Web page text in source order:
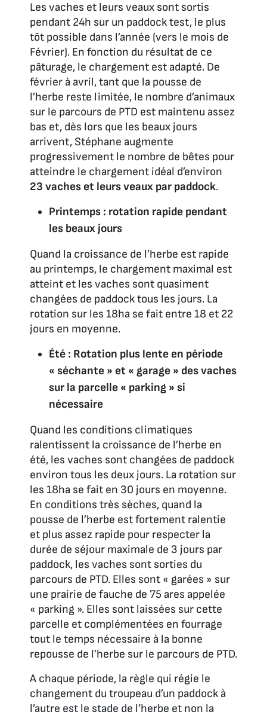
Les vaches et leurs veaux sont sortis
pendant 24h sur un paddock test, le plus
tôt possible dans l’année (vers le mois de
Février). En fonction du résultat de ce
pâturage, le chargement est adapté. De
février à avril, tant que la pousse de
l’herbe reste limitée, le nombre d’animaux
sur le parcours de PTD est maintenu assez
bas et, dès lors que les beaux jours
arrivent, Stéphane augmente
progressivement le nombre de bêtes pour
atteindre le chargement idéal d’environ
23 vaches et leurs veaux par paddock.
Printemps : rotation rapide pendant
les beaux jours
Quand la croissance de l’herbe est rapide
au printemps, le chargement maximal est
atteint et les vaches sont quasiment
changées de paddock tous les jours. La
rotation sur les 18ha se fait entre 18 et 22
jours en moyenne.
Été : Rotation plus lente en période
« séchante » et « garage » des vaches
sur la parcelle « parking » si
nécessaire
Quand les conditions climatiques
ralentissent la croissance de l’herbe en
été, les vaches sont changées de paddock
environ tous les deux jours. La rotation sur
les 18ha se fait en 30 jours en moyenne.
En conditions très sèches, quand la
pousse de l’herbe est fortement ralentie
et plus assez rapide pour respecter la
durée de séjour maximale de 3 jours par
paddock, les vaches sont sorties du
parcours de PTD. Elles sont « garées » sur
une prairie de fauche de 75 ares appelée
« parking ». Elles sont laissées sur cette
parcelle et complémentées en fourrage
tout le temps nécessaire à la bonne
repousse de l’herbe sur le parcours de PTD.
A chaque période, la règle qui régie le
changement du troupeau d’un paddock à
l’autre est le stade de l’herbe et non la